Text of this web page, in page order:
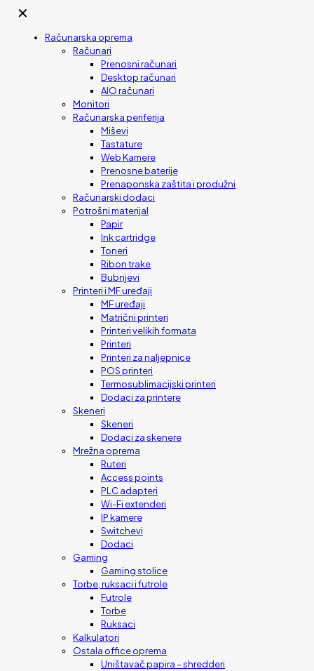
✕
Računarska oprema
Računari
Prenosni računari
Desktop računari
AIO računari
Monitori
Računarska periferija
Miševi
Tastature
Web Kamere
Prenosne baterije
Prenaponska zaštita i produžni
Računarski dodaci
Potrošni materijal
Papir
Ink cartridge
Toneri
Ribon trake
Bubnjevi
Printeri i MF uređaji
MF uređaji
Matrični printeri
Printeri velikih formata
Printeri
Printeri za naljepnice
POS printeri
Termosublimacijski printeri
Dodaci za printere
Skeneri
Skeneri
Dodaci za skenere
Mrežna oprema
Ruteri
Access points
PLC adapteri
Wi-Fi extenderi
IP kamere
Switchevi
Dodaci
Gaming
Gaming stolice
Torbe, ruksaci i futrole
Futrole
Torbe
Ruksaci
Kalkulatori
Ostala office oprema
Uništavač papira – shredderi